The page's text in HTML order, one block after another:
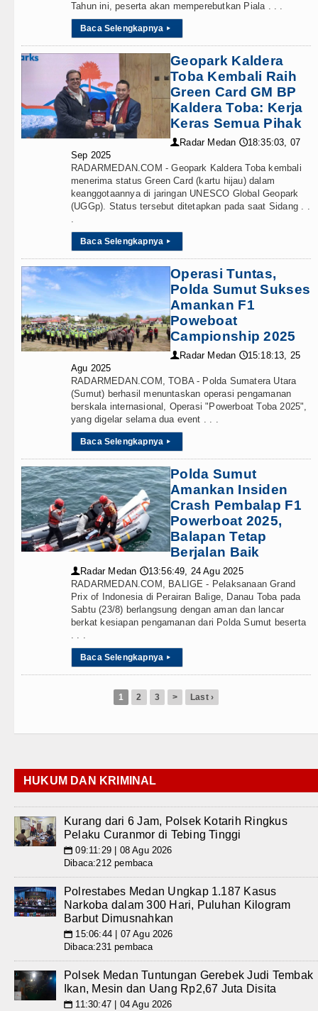
Tahun ini, peserta akan memperebutkan Piala . . .
Baca Selengkapnya ▸
Geopark Kaldera
Toba Kembali Raih
Green Card GM BP
Kaldera Toba: Kerja
Keras Semua Pihak
👤 Radar Medan 🕔18:35:03, 07
Sep 2025
RADARMEDAN.COM - Geopark Kaldera Toba kembali
menerima status Green Card (kartu hijau) dalam
keanggotaannya di jaringan UNESCO Global Geopark
(UGGp). Status tersebut ditetapkan pada saat Sidang . .
.
Baca Selengkapnya ▸
Operasi Tuntas,
Polda Sumut Sukses
Amankan F1
Poweboat
Campionship 2025
👤 Radar Medan 🕔15:18:13, 25
Agu 2025
RADARMEDAN.COM, TOBA - Polda Sumatera Utara
(Sumut) berhasil menuntaskan operasi pengamanan
berskala internasional, Operasi "Powerboat Toba 2025",
yang digelar selama dua event . . .
Baca Selengkapnya ▸
Polda Sumut
Amankan Insiden
Crash Pembalap F1
Powerboat 2025,
Balapan Tetap
Berjalan Baik
👤 Radar Medan 🕔13:56:49, 24 Agu 2025
RADARMEDAN.COM, BALIGE - Pelaksanaan Grand
Prix of Indonesia di Perairan Balige, Danau Toba pada
Sabtu (23/8) berlangsung dengan aman dan lancar
berkat kesiapan pengamanan dari Polda Sumut beserta
. . .
Baca Selengkapnya ▸
1 2 3 > Last ›
HUKUM DAN KRIMINAL
Kurang dari 6 Jam, Polsek Kotarih Ringkus
Pelaku Curanmor di Tebing Tinggi
📅 09:11:29 | 08 Agu 2026
Dibaca:212 pembaca
Polrestabes Medan Ungkap 1.187 Kasus
Narkoba dalam 300 Hari, Puluhan Kilogram
Barbut Dimusnahkan
📅 15:06:44 | 07 Agu 2026
Dibaca:231 pembaca
Polsek Medan Tuntungan Gerebek Judi Tembak
Ikan, Mesin dan Uang Rp2,67 Juta Disita
📅 11:30:47 | 04 Agu 2026